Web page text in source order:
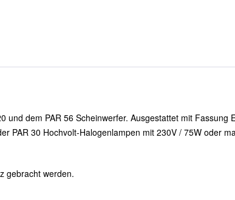
und dem PAR 56 Scheinwerfer. Ausgestattet mit
PAR 30 Hochvolt-Halogenlampen mit 230V / 75W oder
gebracht werden.